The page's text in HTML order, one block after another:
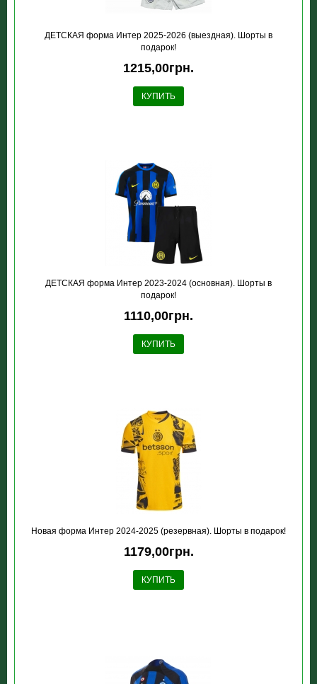
ДЕТСКАЯ форма Интер 2025-2026 (выездная). Шорты в
подарок!
1215,00грн.
КУПИТЬ
ДЕТСКАЯ форма Интер 2023-2024 (основная). Шорты в
подарок!
1110,00грн.
КУПИТЬ
Новая форма Интер 2024-2025 (резервная). Шорты в подарок!
1179,00грн.
КУПИТЬ